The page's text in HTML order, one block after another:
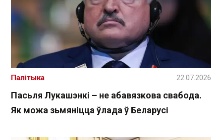
Пасьля Лукашэнкі – не абавязкова свабода.
Як можа зьмяніцца ўлада ў Беларусі
Палітыка 22.07.2026